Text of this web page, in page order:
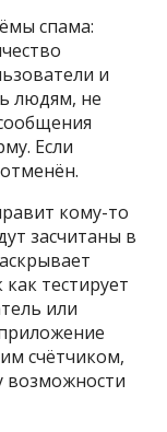
спама:
и
людям, не
Если
кому-то
засчитаны в
тестирует
или
счётчиком,
возможности